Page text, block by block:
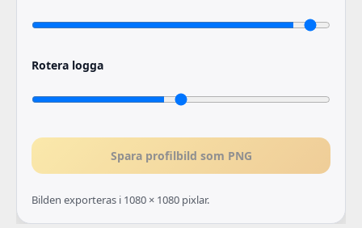
Rotera logga
Spara profilbild som PNG
Bilden exporteras i 1080 × 1080 pixlar.